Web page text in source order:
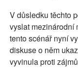
V důsledku těchto
vyslat mezinárodní
tento scénář nyní
diskuse o něm
vyvinula proti